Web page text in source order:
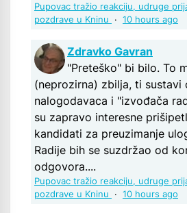
Pupovac tražio reakciju, udruge
pozdrave u Kninu
· 10 hours ago
Zdravko Gavran
"Preteško" bi bilo. To
(neprozirna) zbilja, ti sustavi
nalogodavaca i "izvođača
su zapravo interesne
kandidati za preuzimanje
Radije bih se suzdržao od
odgovora....
Pupovac tražio reakciju, udruge
pozdrave u Kninu
· 10 hours ago